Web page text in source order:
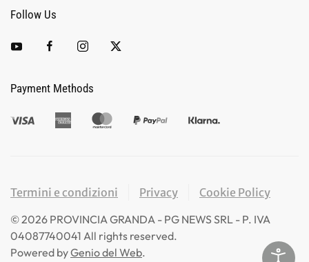
Follow Us
Payment Methods
Termini e condizioni Privacy
Cookie Policy
© 2026 PROVINCIA GRANDA - PG NEWS SRL - P. IVA
04087740041 All rights reserved.
Powered byGenio del Web.